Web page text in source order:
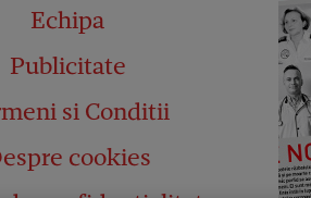
Echipa
Publicitate
si Conditii
cookies